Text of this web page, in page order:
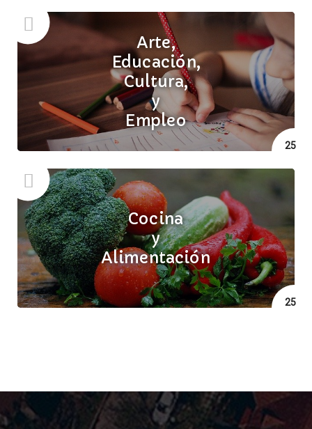
25
Arte,
Educación,
Cultura,
y
Empleo
25
Cocina
y
Alimentación